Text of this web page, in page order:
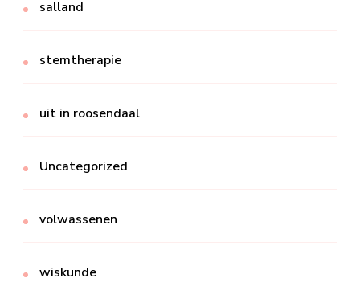
salland
stemtherapie
uit in roosendaal
Uncategorized
volwassenen
wiskunde